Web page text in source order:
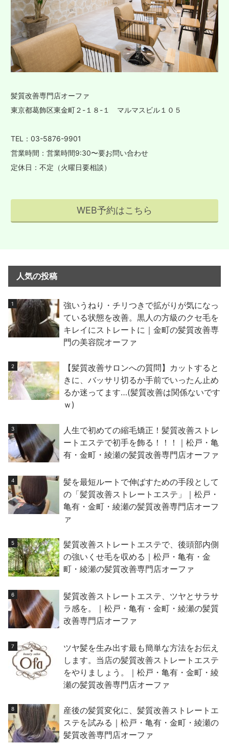
髪質改善専門店オーファ
東京都葛飾区東金町２-１８-１ マルマスビル１０５
TEL：03-5876-9901
営業時間：営業時間9:30〜要お問い合わせ
定休日：不定（火曜日要相談）
WEB予約はこちら
人気の投稿
強いうねり・チリつきで拡がりが気になっ
ている状態を改善。黒人の方級のクセ毛を
キレイにストレートに｜金町の髪質改善専
門の美容院オーファ
【髪質改善サロンへの質問】カットすると
きに、バッサリ切るか手前でいったん止め
るか迷ってます…(髪質改善は関係ないです
ｗ)
人生で初めての縮毛矯正！髪質改善ストレ
ートエステで初手を飾る！！！｜松戸・亀
有・金町・綾瀬の髪質改善専門店オーファ
髪を最短ルートで伸ばすための手段として
の「髪質改善ストレートエステ」｜松戸・
亀有・金町・綾瀬の髪質改善専門店オーフ
ァ
髪質改善ストレートエステで、後頭部内側
の強いくせ毛を収める｜松戸・亀有・金
町・綾瀬の髪質改善専門店オーファ
髪質改善ストレートエステ、ツヤとサラサ
ラ感を。｜松戸・亀有・金町・綾瀬の髪質
改善専門店オーファ
ツヤ髪を生み出す最も簡単な方法をお伝え
します。当店の髪質改善ストレートエステ
をやりましょう。｜松戸・亀有・金町・綾
瀬の髪質改善専門店オーファ
産後の髪質変化に、髪質改善ストレートエ
ステを試みる｜松戸・亀有・金町・綾瀬の
髪質改善専門店オーファ